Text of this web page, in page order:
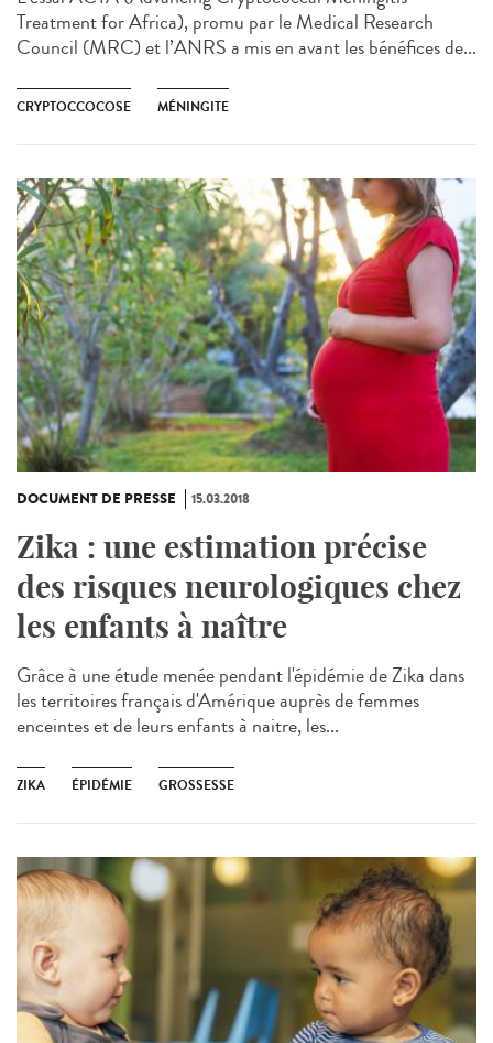
Treatment for Africa), promu par le Medical Research
Council (MRC) et l’ANRS a mis en avant les bénéfices de...
CRYPTOCCOCOSE MÉNINGITE
DOCUMENT DE PRESSE 15.03.2018
Zika : une estimation précise
des risques neurologiques chez
les enfants à naître
Grâce à une étude menée pendant l'épidémie de Zika dans
les territoires français d'Amérique auprès de femmes
enceintes et de leurs enfants à naitre, les...
ZIKA ÉPIDÉMIE GROSSESSE